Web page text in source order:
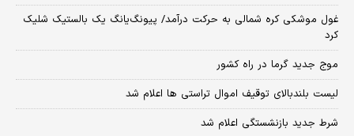
غول موشکی کره شمالی به حرکت درآمد/ پیونگ‌یانگ یک بالستیک شلیک
کرد
موج جدید گرما در راه کشور
لیست بلندبالای توقیف اموال تراستی ها اعلام شد
شرط جدید بازنشستگی اعلام شد